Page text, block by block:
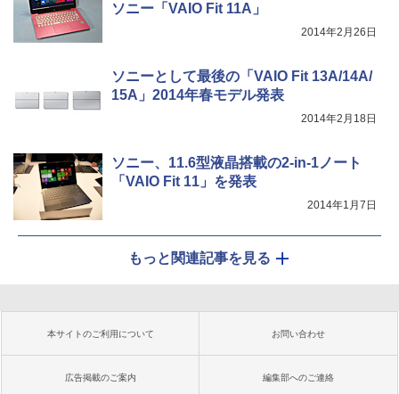
ソニー「VAIO Fit 11A」
2014年2月26日
ソニーとして最後の「VAIO Fit 13A/14A/
15A」2014年春モデル発表
2014年2月18日
ソニー、11.6型液晶搭載の2-in-1ノート
「VAIO Fit 11」を発表
2014年1月7日
もっと関連記事を見る
本サイトのご利用について お問い合わせ
広告掲載のご案内 編集部へのご連絡